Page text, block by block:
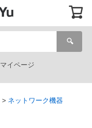
🔍
マイページ
ネットワーク機器